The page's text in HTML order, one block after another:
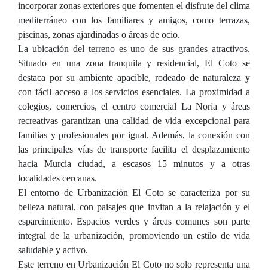
incorporar zonas exteriores que fomenten el disfrute del clima
mediterráneo con los familiares y amigos, como terrazas,
piscinas, zonas ajardinadas o áreas de ocio.
La ubicación del terreno es uno de sus grandes atractivos.
Situado en una zona tranquila y residencial, El Coto se
destaca por su ambiente apacible, rodeado de naturaleza y
con fácil acceso a los servicios esenciales. La proximidad a
colegios, comercios, el centro comercial La Noria y áreas
recreativas garantizan una calidad de vida excepcional para
familias y profesionales por igual. Además, la conexión con
las principales vías de transporte facilita el desplazamiento
hacia Murcia ciudad, a escasos 15 minutos y a otras
localidades cercanas.
El entorno de Urbanización El Coto se caracteriza por su
belleza natural, con paisajes que invitan a la relajación y el
esparcimiento. Espacios verdes y áreas comunes son parte
integral de la urbanización, promoviendo un estilo de vida
saludable y activo.
Este terreno en Urbanización El Coto no solo representa una